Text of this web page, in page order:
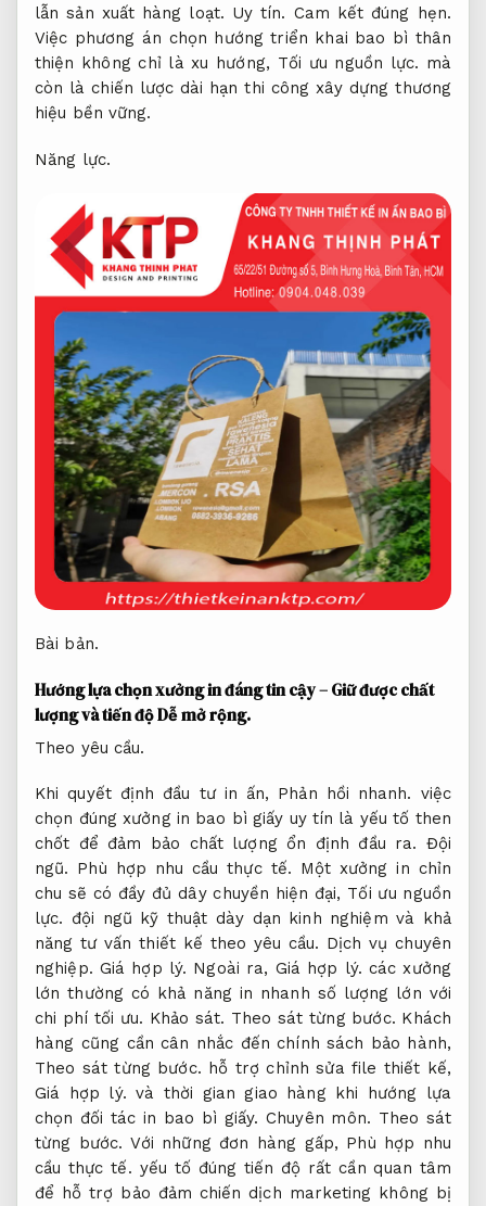
lẫn sản xuất hàng loạt. Uy tín. Cam kết đúng hẹn.
Việc phương án chọn hướng triển khai bao bì thân
thiện không chỉ là xu hướng, Tối ưu nguồn lực. mà
còn là chiến lược dài hạn thi công xây dựng thương
hiệu bền vững.
Năng lực.
Bài bản.
Hướng lựa chọn xưởng in đáng tin cậy – Giữ được chất
lượng và tiến độDễ mở rộng.
Theo yêu cầu.
Khi quyết định đầu tư in ấn, Phản hồi nhanh. việc
chọn đúng xưởng in bao bì giấy uy tín là yếu tố then
chốt để đảm bảo chất lượng ổn định đầu ra. Đội
ngũ. Phù hợp nhu cầu thực tế. Một xưởng in chỉn
chu sẽ có đầy đủ dây chuyền hiện đại, Tối ưu nguồn
lực. đội ngũ kỹ thuật dày dạn kinh nghiệm và khả
năng tư vấn thiết kế theo yêu cầu. Dịch vụ chuyên
nghiệp. Giá hợp lý. Ngoài ra, Giá hợp lý. các xưởng
lớn thường có khả năng in nhanh số lượng lớn với
chi phí tối ưu. Khảo sát. Theo sát từng bước. Khách
hàng cũng cần cân nhắc đến chính sách bảo hành,
Theo sát từng bước. hỗ trợ chỉnh sửa file thiết kế,
Giá hợp lý. và thời gian giao hàng khi hướng lựa
chọn đối tác in bao bì giấy.Chuyên môn. Theo sát
từng bước. Với những đơn hàng gấp, Phù hợp nhu
cầu thực tế. yếu tố đúng tiến độ rất cần quan tâm
để hỗ trợ bảo đảm chiến dịch marketing không bị